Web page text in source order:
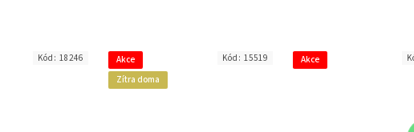
Kód: 18246
Akce
Zítra doma
Kód: 15519 Akce